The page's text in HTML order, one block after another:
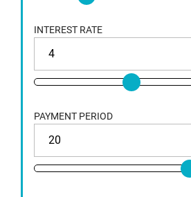
INTEREST RATE
PAYMENT PERIOD